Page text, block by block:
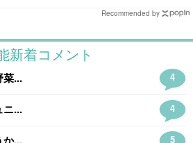
Recommended by